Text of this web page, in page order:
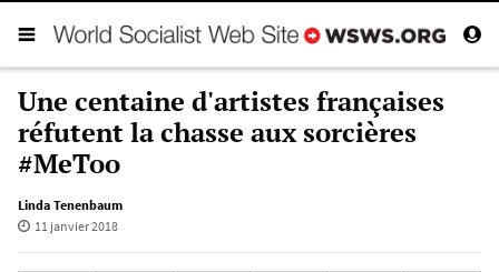
Une centaine d'artistes françaises
réfutent la chasse aux sorcières
#MeToo
Linda Tenenbaum
11 janvier 2018